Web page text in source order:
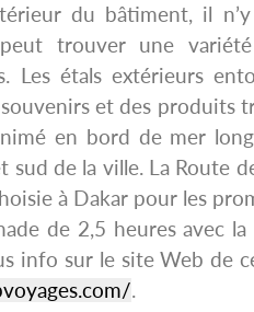
du bâtiment, il
trouver une variété
Les étals extérieurs
et des produits
en bord de mer
sud de la ville. La Route
à Dakar pour les
de 2,5 heures avec
info sur le site Web de
.